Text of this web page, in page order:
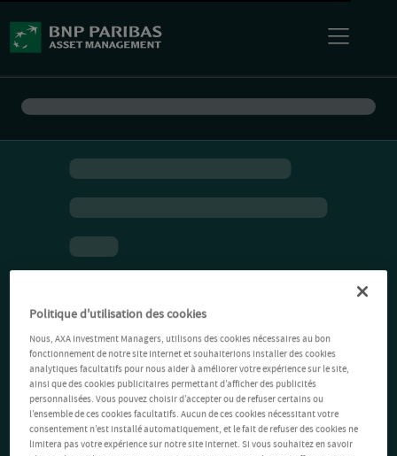
Politique d'utilisation des cookies
Nous, AXA Investment Managers, utilisons des cookies nécessaires au bon
fonctionnement de notre site Internet et souhaiterions installer des cookies
analytiques facultatifs pour nous aider à améliorer votre expérience sur le site,
ainsi que des cookies publicitaires permettant d’afficher des publicités
personnalisées. Vous pouvez choisir d’accepter ou de refuser certains ou
l’ensemble de ces cookies facultatifs. Aucun de ces cookies nécessitant votre
consentement n’est installé automatiquement, et le fait de refuser des cookies ne
limitera pas votre expérience sur notre site Internet. Si vous souhaitez en savoir